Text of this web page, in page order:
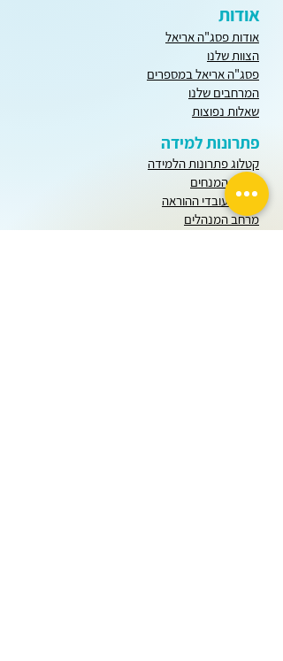
אודות
אודות פסג"ה אריאל
הצוות שלנו
פסג"ה אריאל במספרים
המרחבים שלנו
שאלות נפוצות
פתרונות למידה
קטלוג פתרונות הלמידה
מרחב המנחים
מרחב עובדי ההוראה
מרחב המנהלים